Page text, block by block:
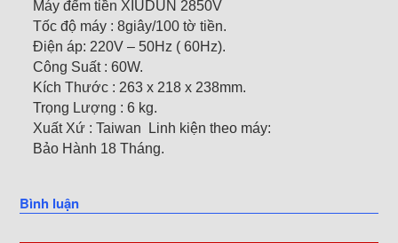
Máy đếm tiền XIUDUN 2850V
Tốc độ máy : 8giây/100 tờ tiền.
Điện áp: 220V – 50Hz ( 60Hz).
Công Suất : 60W.
Kích Thước : 263 x 218 x 238mm.
Trọng Lượng : 6 kg.
Xuất Xứ : Taiwan Linh kiện theo máy:
Bảo Hành 18 Tháng.
Bình luận